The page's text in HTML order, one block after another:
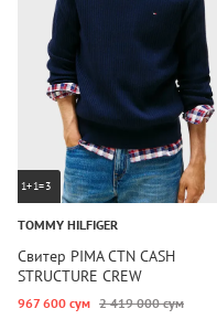
1+1=3
TOMMY HILFIGER
Свитер PIMA CTN CASH
STRUCTURE CREW
967 600 сум 2 419 000 сум